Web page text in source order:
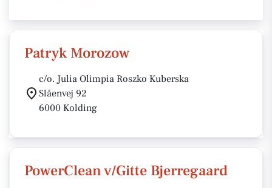
Patryk Morozow
c/o. Julia Olimpia Roszko Kuberska
Slåenvej 92
6000 Kolding
PowerClean v/Gitte Bjerregaard